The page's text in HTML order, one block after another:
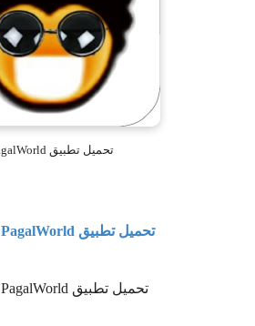
تحميل تطبيق PagalWorld
تحميل تطبيق PagalWorld
تحميل تطبيق PagalWorld